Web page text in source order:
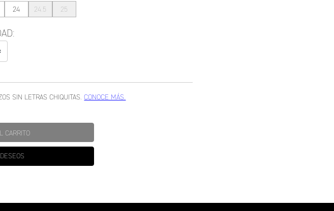
24 24.5 25
CARRITO